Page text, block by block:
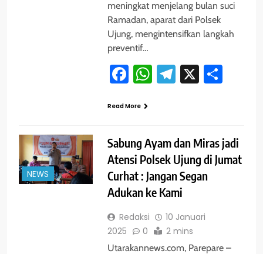
meningkat menjelang bulan suci
Ramadan, aparat dari Polsek
Ujung, mengintensifkan langkah
preventif…
Facebook
WhatsApp
Telegram
X
Read More
NEWS
Sabung Ayam dan Miras jadi
Atensi Polsek Ujung di Jumat
Curhat : Jangan Segan
Adukan ke Kami
Redaksi
10 Januari
2025
0 2 mins
Utarakannews.com, Parepare –